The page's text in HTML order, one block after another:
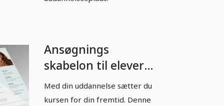
Ansøgnings
skabelon til elever
til uddannelse i hvid
med cyan accenter.
Med din uddannelse sætter du
kursen for din fremtid. Denne